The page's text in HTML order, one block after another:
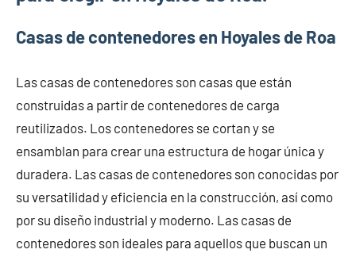
Casas de contenedores en Hoyales de Roa
Las casas de contenedores son casas que están
construidas a partir de contenedores de carga
reutilizados. Los contenedores se cortan y se
ensamblan para crear una estructura de hogar única y
duradera. Las casas de contenedores son conocidas por
su versatilidad y eficiencia en la construcción, así como
por su diseño industrial y moderno. Las casas de
contenedores son ideales para aquellos que buscan un